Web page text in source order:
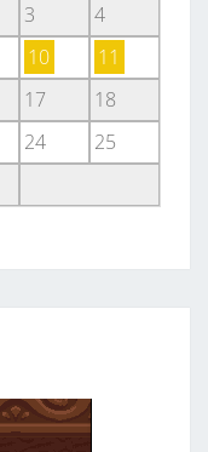
3
4
10
11
17
18
24
25